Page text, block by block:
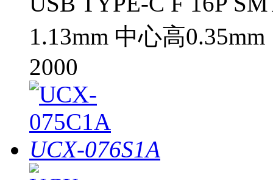
1.13mm 中心高0.35mm
2000
UCX-076S1A